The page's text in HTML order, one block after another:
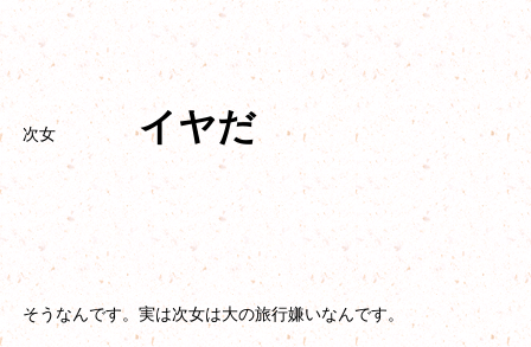
次女イヤだ
そうなんです。実は次女は大の旅行嫌いなんです。